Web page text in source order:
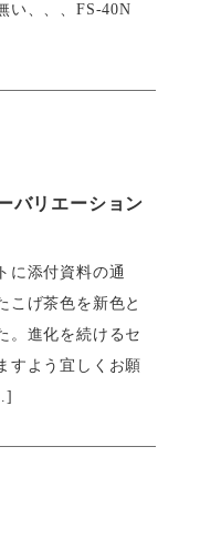
い、、、FS-40N
リエーション
に添付資料の通
こげ茶色を新色と
。進化を続けるセ
すよう宜しくお願